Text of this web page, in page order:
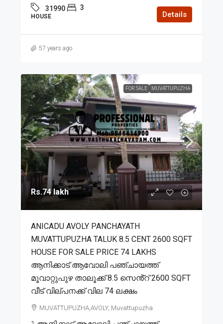
31990 3
HOUSE Details
57 years ago
FOR SALE MUVATTUPUZHA
Rs.74 lakh
ANICADU AVOLY PANCHAYATH
MUVATTUPUZHA TALUK 8.5 CENT 2600 SQFT
HOUSE FOR SALE PRICE 74 LAKHS
ആനിക്കാട് ആവോലി പഞ്ചായത്ത്
മൂവാറ്റുപുഴ താലൂക്ക് 8.5 സെൻ്റ് 2600 SQFT
വീട് വില്പനക്ക് വില 74 ലക്ഷം
MUVATTUPUZHA,AVOLY, Muvattupuzha